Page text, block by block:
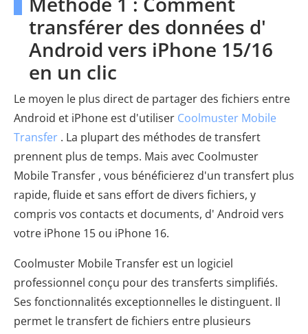
transférer des données d'
Android vers iPhone 15/16
en un clic
Le moyen le plus direct de partager des fichiers entre
Android et iPhone est d'utiliser Coolmuster Mobile
Transfer . La plupart des méthodes de transfert
prennent plus de temps. Mais avec Coolmuster
Mobile Transfer , vous bénéficierez d'un transfert plus
rapide, fluide et sans effort de divers fichiers, y
compris vos contacts et documents, d' Android vers
votre iPhone 15 ou iPhone 16.
Coolmuster Mobile Transfer est un logiciel
professionnel conçu pour des transferts simplifiés.
Ses fonctionnalités exceptionnelles le distinguent. Il
permet le transfert de fichiers entre plusieurs